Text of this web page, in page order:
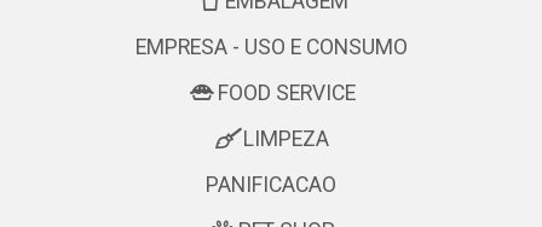
EMPRESA - USO E CONSUMO
FOOD SERVICE
LIMPEZA
PANIFICACAO